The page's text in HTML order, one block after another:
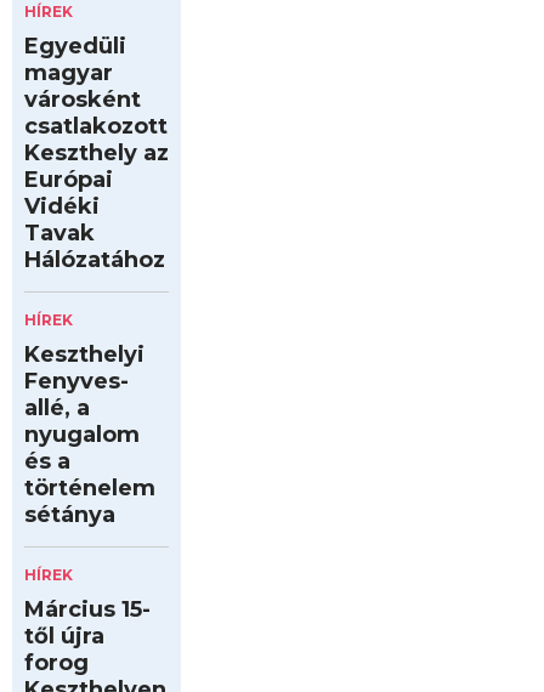
HÍREK
Egyedüli
magyar
városként
csatlakozott
Keszthely az
Európai
Vidéki
Tavak
Hálózatához
HÍREK
Keszthelyi
Fenyves-
allé, a
nyugalom
és a
történelem
sétánya
HÍREK
Március 15-
től újra
forog